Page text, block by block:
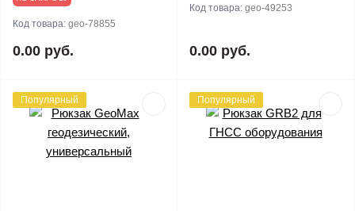
Код товара: geo-78855
0.00 руб.
Код товара: geo-49253
0.00 руб.
Популярный Популярный